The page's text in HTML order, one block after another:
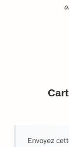
Envoyez